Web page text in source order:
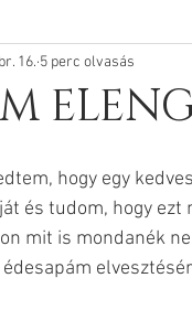
16. 5 perc olvasás
hogy egy
és tudom, hogy
mit is mondanék